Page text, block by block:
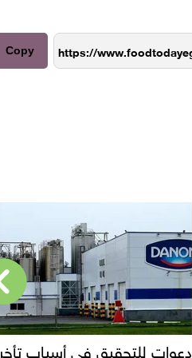
Copy
إحالة مالك محل إيتوال للمحاكمة